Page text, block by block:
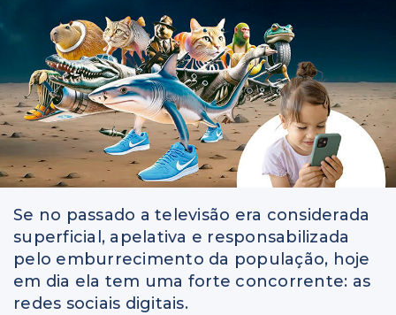
Se no passado a televisão era considerada
superficial, apelativa e responsabilizada
pelo emburrecimento da população, hoje
em dia ela tem uma forte concorrente: as
redes sociais digitais.